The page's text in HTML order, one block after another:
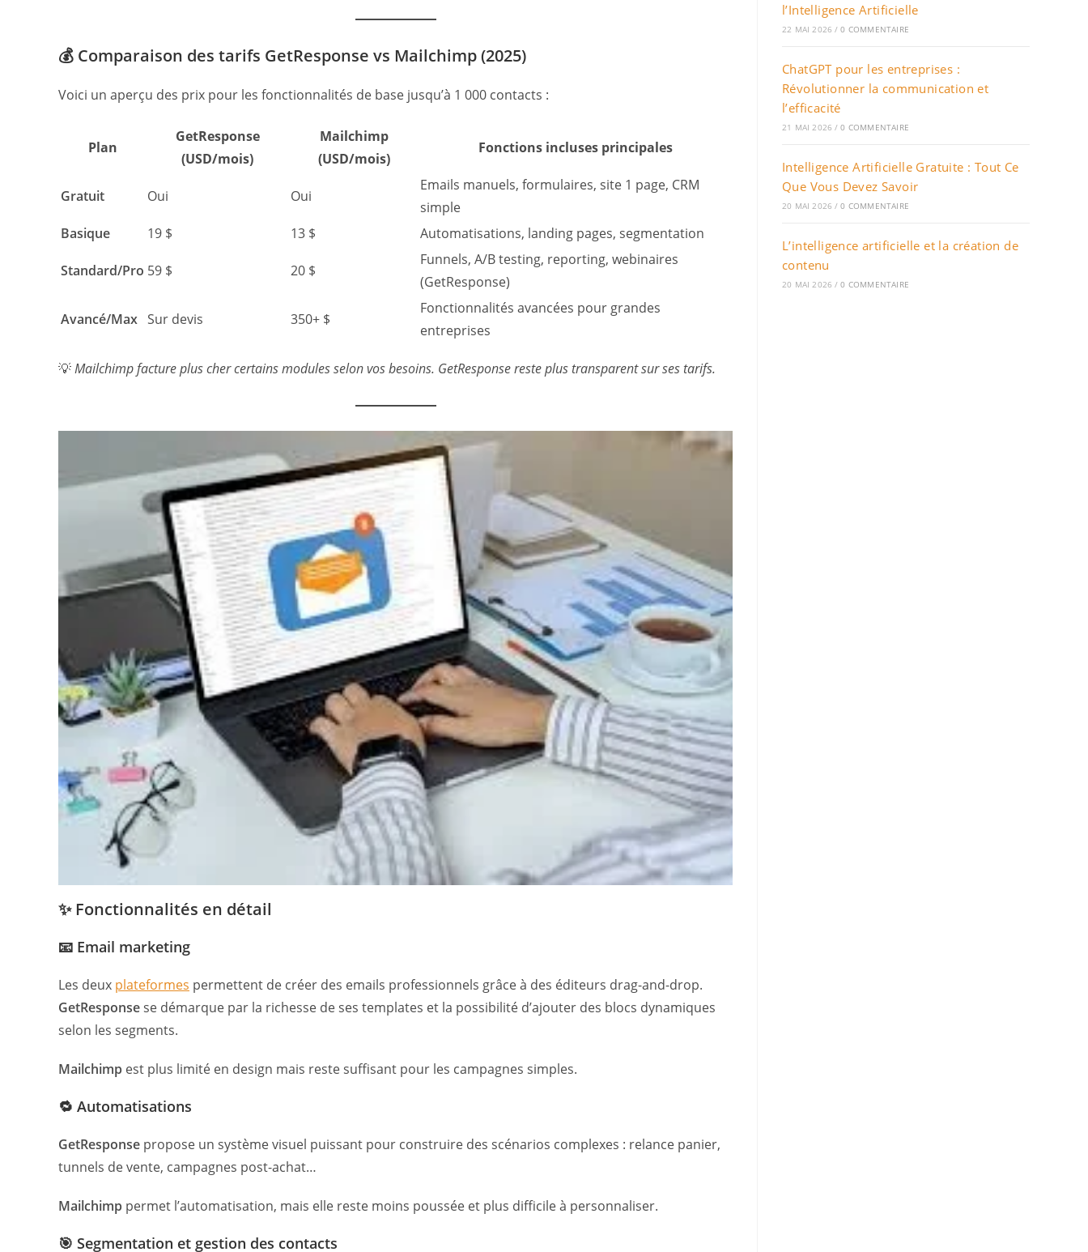
💰 Comparaison des tarifs GetResponse vs Mailchimp (2025)
Voici un aperçu des prix pour les fonctionnalités de base jusqu’à 1 000 contacts :
Plan
GetResponse
(USD/mois)
Mailchimp
(USD/mois)
Fonctions incluses principales
Gratuit Oui Oui
Emails manuels, formulaires, site 1 page, CRM
simple
Basique
19 $ 13 $ Automatisations, landing pages, segmentation
Standard/Pro 59 $ 20 $
Funnels, A/B testing, reporting, webinaires
(GetResponse)
Avancé/Max Sur devis 350+ $
Fonctionnalités avancées pour grandes
entreprises
💡Mailchimp facture plus cher certains modules selon vos besoins. GetResponse reste plus transparent sur ses tarifs.
✨ Fonctionnalités en détail
📧 Email marketing
Les deux plateformes permettent de créer des emails professionnels grâce à des éditeurs drag-and-drop.
GetResponsese démarque par la richesse de ses templates et la possibilité d’ajouter des blocs dynamiques
selon les segments.
Mailchimp est plus limité en design mais reste suffisant pour les campagnes simples.
🔁 Automatisations
GetResponse propose un système visuel puissant pour construire des scénarios complexes : relance panier,
tunnels de vente, campagnes post-achat…
Mailchimp permet l’automatisation, mais elle reste moins poussée et plus difficile à personnaliser.
🎯 Segmentation et gestion des contacts
l’Intelligence Artificielle
22 MAI 2026 / 0 COMMENTAIRE
ChatGPT pour les entreprises :
Révolutionner la communication et
l’efficacité
21 MAI 2026 / 0 COMMENTAIRE
Intelligence Artificielle Gratuite : Tout Ce
Que Vous Devez Savoir
20 MAI 2026 / 0 COMMENTAIRE
L’intelligence artificielle et la création de
contenu
20 MAI 2026 / 0 COMMENTAIRE